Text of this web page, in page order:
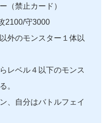
（禁止カード）
2100/守3000
外のモンスター１体以
レベル４以下のモンス
。
、自分はバトルフェイ